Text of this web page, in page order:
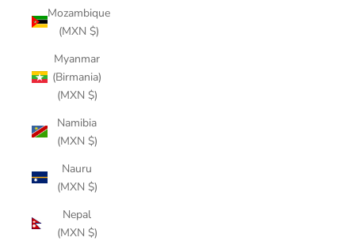
Mozambique
(MXN $)
Myanmar
(Birmania)
(MXN $)
Namibia
(MXN $)
Nauru
(MXN $)
Nepal
(MXN $)